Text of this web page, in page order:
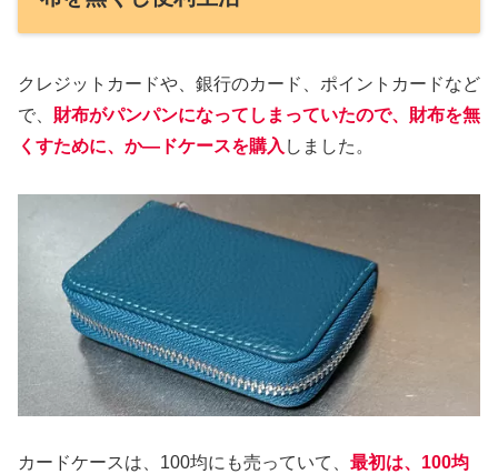
クレジットカードや、銀行のカード、ポイントカードなど
で、 財布がパンパンになってしまっていたので、財布を無
くすために、か―ドケースを購入 しました。
カードケースは、100均にも売っていて、 最初は、100均